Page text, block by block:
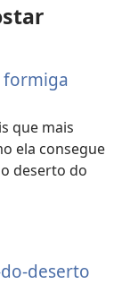
que mais
ela consegue
deserto do
deserto